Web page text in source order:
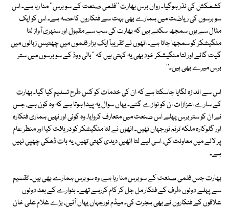
کشمکش کی نذر ہوگیا۔ رواں برس بھارت ''فلمی صنعت کے سو برس'' منا رہا ہے۔ اس
سو برسوں کی ریاضت میں ہمارے بھی بہت سے فنکاروں کاحصہ ہے۔ اس کو ایک
مثال سے یوں سمجھ سکتے ہیں کہ بھارت کی سب سے مقبول اور سنہری آواز لتا
منگیشکر کو سمجھا جاتا ہے۔ انھوں نے تقریباً ایک ہزار فلموں میں چھتیس زبانوں میں
گیت گائے اور لتا منگیشکر خود بھی یہ کہتی ہیں کہ ''بالی ووڈ کے سو برسوں میں ستر
برس میرے بھی ہیں۔''
اس سے اندازہ لگایا جاسکتا ہے کہ ان کی خدمات کو کس طرح تسلیم کیا گیا۔ بھارت
کے سارے اعزازات ان کو نوازے گئے۔ یہاں سوال یہ پیدا ہوتا ہے کہ وہ کون ہے، جس
نے ان کو ستر برس پہلے اس صنعت میں متعارف کروایا، وہ کوئی اور نہیں ہماری فنکارہ
اور گلوکارہ ملکہ ترنم نورجہاں تھیں۔ انھوں نے لتا منگیشکر کو دریافت کیا اور منظر عام
پر لانے میں معاونت کی، اسی لیے لتا انھیں دیدی کہتی تھیں، یہ بات ڈھکی چھپی نہیں
ہے۔
بھارت جس فلمی صنعت کے سو برس منا رہا ہے، وہ سو برس ہمارے بھی ہیں۔ تقسیم
سے پہلے دونوں طرف کے فنکار مل جل کر کام کررہے تھے۔ بٹوارے کے بعد دونوں
علاقوں کے فنکاروں نے بھی ہجرت کی۔ میڈم نورجہاں یہاں آئیں، بڑے غلام علی خان